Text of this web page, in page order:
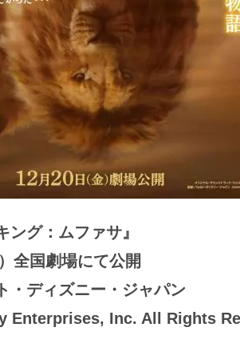
ング：ムファサ』
全国劇場にて公開
・ディズニー・ジャパン
Enterprises, Inc. All Rights